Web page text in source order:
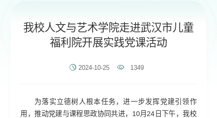
我校人文与艺术学院走进武汉市儿童
福利院开展实践党课活动
2024-10-25 1349
为落实立德树人根本任务，进一步发挥党建引领作
用，推动党建与课程思政协同共进，10月24日下午，我校